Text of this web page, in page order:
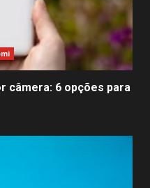
câmera: 6 opções para